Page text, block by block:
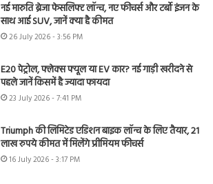
नई मारुति ब्रेजा फेसलिफ्ट लॉन्च, नए फीचर्स और टर्बो इंजन के
साथ आई SUV, जानें क्या है कीमत
26 July 2026 - 3:56 PM
E20 पेट्रोल, फ्लेक्स फ्यूल या EV कार? नई गाड़ी खरीदने से
पहले जानें किसमें है ज्यादा फायदा
23 July 2026 - 7:41 PM
Triumph की लिमिटेड एडिशन बाइक लॉन्च के लिए तैयार, 21
लाख रुपये कीमत में मिलेंगे प्रीमियम फीचर्स
16 July 2026 - 3:17 PM